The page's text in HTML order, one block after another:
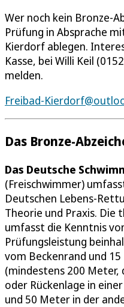
Wer noch kein Bronze-
Prüfung in Absprache
Kierdorf ablegen.
Kasse, bei Willi Keil
melden.
Freibad-
Das Bronze-
Das Deutsche
(Freischwimmer)
Deutschen Lebens-
Theorie und Praxis. Die
umfasst die Kenntnis
Prüfungsleistung
vom Beckenrand und
(mindestens 200 Meter,
oder Rückenlage in
und 50 Meter in der